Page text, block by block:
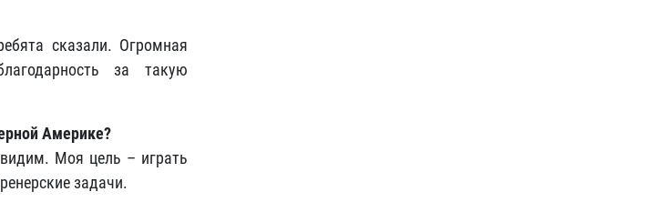
сказали. Огромная
за такую
Америке?
Моя цель – играть
задачи.